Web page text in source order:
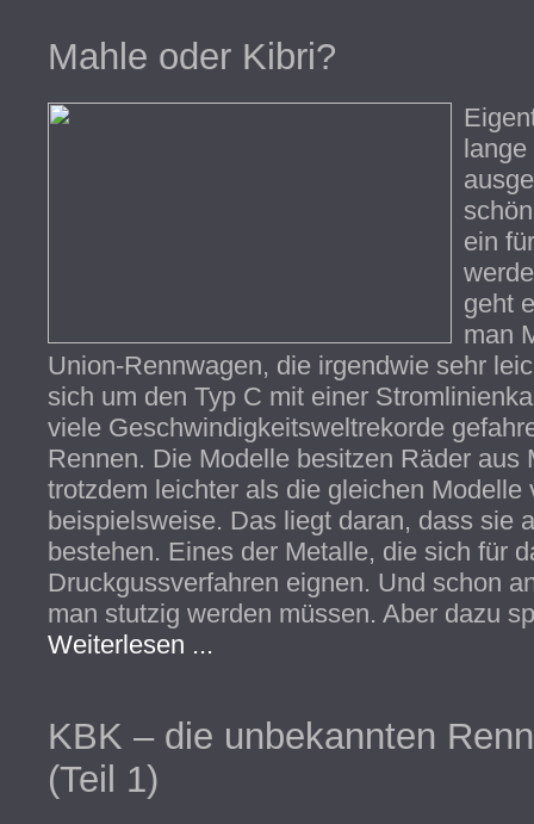
Mahle oder Kibri?
ein
geht
man
Union-Rennwagen, die irgendwie sehr
sich um den Typ C mit einer
viele Geschwindigkeitsweltrekorde
Rennen. Die Modelle besitzen Räder aus
trotzdem leichter als die gleichen Modelle
beispielsweise. Das liegt daran, dass sie
bestehen. Eines der Metalle, die sich für
Druckgussverfahren eignen. Und schon
man stutzig werden müssen. Aber dazu
Weiterlesen ...
KBK – die unbekannten
(Teil 1)